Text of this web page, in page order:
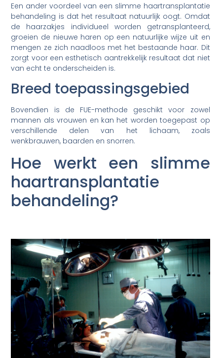
Een ander voordeel van een slimme haartransplantatie
behandeling is dat het resultaat natuurlijk oogt. Omdat
de haarzakjes individueel worden getransplanteerd,
groeien de nieuwe haren op een natuurlijke wijze uit en
mengen ze zich naadloos met het bestaande haar. Dit
zorgt voor een esthetisch aantrekkelijk resultaat dat niet
van echt te onderscheiden is.
Breed toepassingsgebied
Bovendien is de FUE-methode geschikt voor zowel
mannen als vrouwen en kan het worden toegepast op
verschillende delen van het lichaam, zoals
wenkbrauwen, baarden en snorren.
Hoe werkt een slimme
haartransplantatie
behandeling?